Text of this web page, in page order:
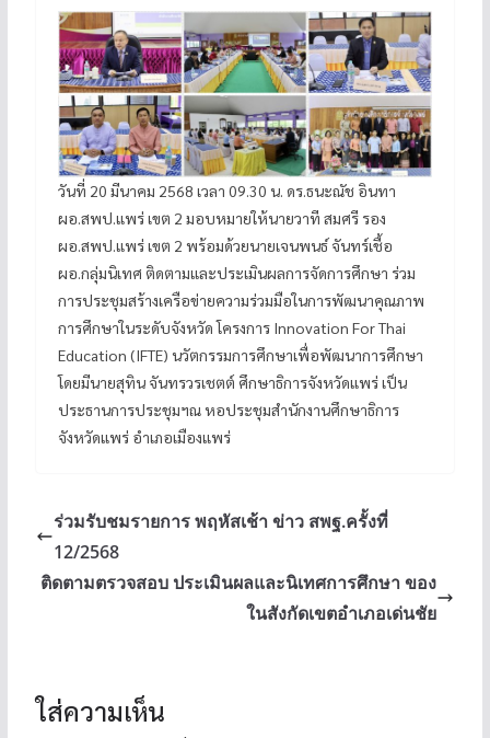
วันที่ 20 มีนาคม 2568 เวลา 09.30 น. ดร.ธนะณัช อินทา
ผอ.สพป.แพร่ เขต 2 มอบหมายให้นายวาที สมศรี รอง
ผอ.สพป.แพร่ เขต 2 พร้อมด้วยนายเจนพนธ์ จันทร์เชื้อ
ผอ.กลุ่มนิเทศ ติดตามและประเมินผลการจัดการศึกษา ร่วม
การประชุมสร้างเครือข่ายความร่วมมือในการพัฒนาคุณภาพ
การศึกษาในระดับจังหวัด โครงการ Innovation For Thai
Education (IFTE) นวัตกรรมการศึกษาเพื่อพัฒนาการศึกษา
โดยมีนายสุทิน จันทรวรเชตต์ ศึกษาธิการจังหวัดแพร่ เป็น
ประธานการประชุมฯณ หอประชุมสำนักงานศึกษาธิการ
จังหวัดแพร่ อำเภอเมืองแพร่
ร่วมรับชมรายการ พฤหัสเช้า ข่าว สพฐ.ครั้งที่
12/2568
ติดตามตรวจสอบ ประเมินผลและนิเทศการศึกษา ของ
ในสังกัดเขตอำเภอเด่นชัย
ใส่ความเห็น